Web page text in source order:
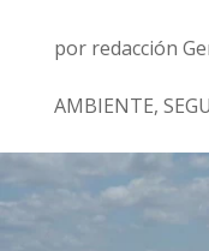
por redacción
AMBIENTE,